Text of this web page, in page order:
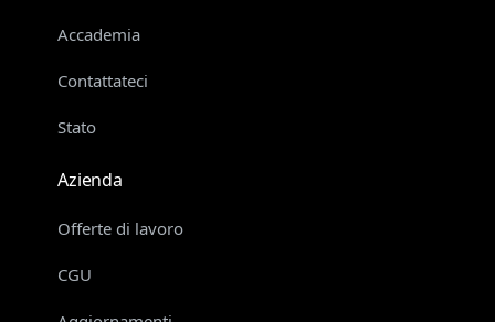
Accademia
Contattateci
Stato
Azienda
Offerte di lavoro
CGU